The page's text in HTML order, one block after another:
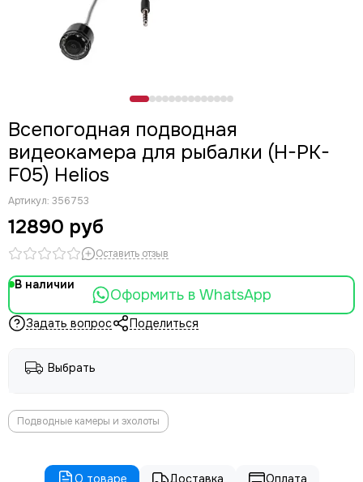
Всепогодная подводная
видеокамера для рыбалки (H-PK-
F05) Helios
Артикул: 356753
12890 руб
Оставить отзыв
В наличии
Оформить в WhatsApp
Задать вопрос Поделиться
Выбрать
Подводные камеры и эхолоты
О товаре Доставка Оплата